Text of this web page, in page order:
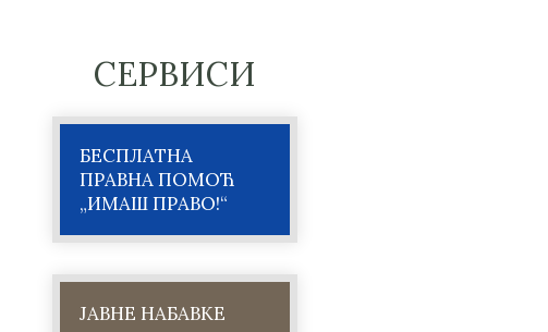
СЕРВИСИ
БЕСПЛАТНА
ПРАВНА ПОМОЋ
„ИМАШ ПРАВО!“
ЈАВНЕ НАБАВКЕ